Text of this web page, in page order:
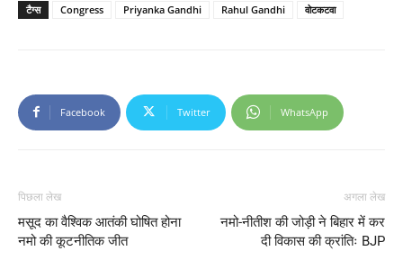
टैग्स Congress Priyanka Gandhi Rahul Gandhi वोटकटवा
Facebook Twitter WhatsApp
पिछला लेख
मसूद का वैश्विक आतंकी घोषित होना
नमो की कूटनीतिक जीत
अगला लेख
नमो-नीतीश की जोड़ी ने बिहार में कर
दी विकास की क्रांतिः BJP